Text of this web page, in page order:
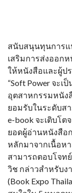
สนับสนุนทุนการแ
เสริมการส่งออก
ให้หนังสือและผู้ป
“Soft Power จะ
อุตสาหกรรมหนัง
ยอมรับในระดับส
e-book จะเติบโ
ยอดผู้อ่านหนังสือ
หลักมาจากเนื้อห
สามารถตอบโจท
วิช กล่าวสำหรับง
(Book Expo